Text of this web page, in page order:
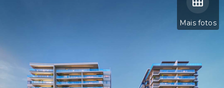
Mais fotos